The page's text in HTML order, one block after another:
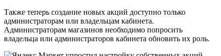
Также теперь создание новых акций доступно только
администраторам или владельцам кабинета.
Администраторам магазинов необходимо попросить
владельца или администраторов кабинета обновить их роль.